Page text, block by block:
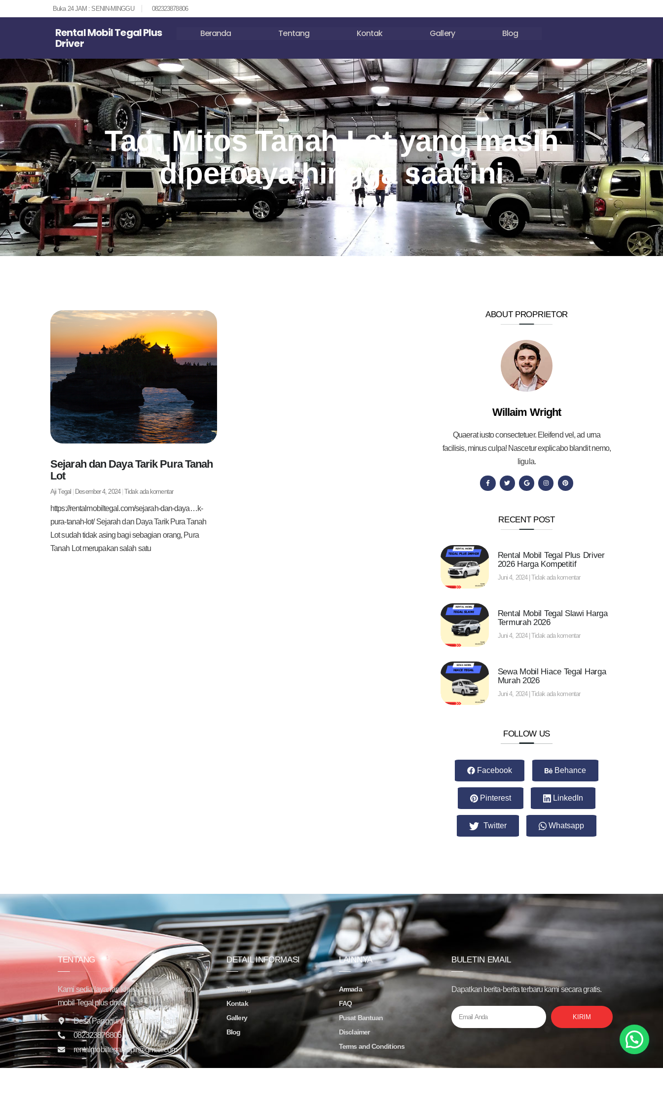
Buka 24 JAM : SENIN-MINGGU 082323878806
Rental Mobil Tegal Plus
Driver
Beranda Tentang Kontak Gallery Blog
Tag: Mitos Tanah Lot yang masih
dipercaya hingga saat ini
Sejarah dan Daya Tarik Pura Tanah
Lot
Aji Tegal Desember 4, 2024 Tidak ada komentar
https://rentalmobiltegal.com/sejarah-dan-daya…k-
pura-tanah-lot/ Sejarah dan Daya Tarik Pura Tanah
Lot sudah tidak asing bagi sebagian orang, Pura
Tanah Lot merupakan salah satu
ABOUT PROPRIETOR
Willaim Wright
Quaerat iusto consectetuer. Eleifend vel, ad urna
facilisis, minus culpa! Nascetur explicabo blandit nemo,
ligula.
RECENT POST
Rental Mobil Tegal Plus Driver
2026 Harga Kompetitif
Juni 4, 2024 Tidak ada komentar
Rental Mobil Tegal Slawi Harga
Termurah 2026
Juni 4, 2024 Tidak ada komentar
Sewa Mobil Hiace Tegal Harga
Murah 2026
Juni 4, 2024 Tidak ada komentar
FOLLOW US
Facebook Behance
Pinterest LinkedIn
Twitter Whatsapp
TENTANG
Kami sedia layanan khusus saja, yaitu rental
mobil Tegal plus driver.
Desa Panggung Kepanjen - Tegal Timur
082323878806
rentalmobiltegalsupir@gmail.com
DETAIL INFORMASI
Tentang
Kontak
Gallery
Blog
LAINNYA
Armada
FAQ
Pusat Bantuan
Disclaimer
Terms and Conditions
BULETIN EMAIL
Dapatkan berita-berita terbaru kami secara gratis.
KIRIM